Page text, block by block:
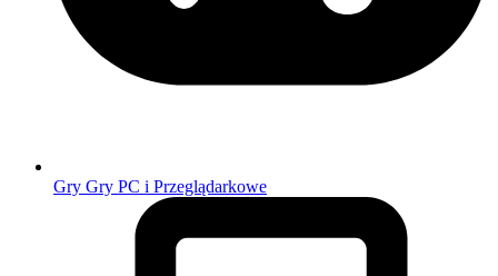
Gry Gry PC i Przeglądarkowe